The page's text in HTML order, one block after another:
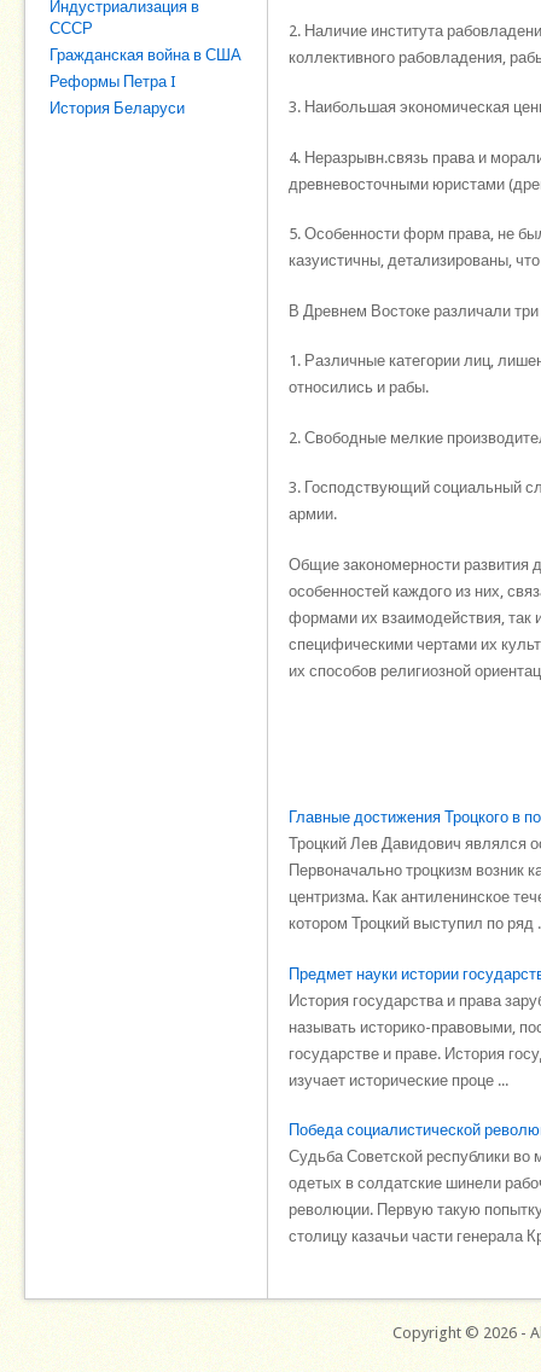
Индустриализация в
СССР
Гражданская война в США
Реформы Петра I
История Беларуси
2. Наличие института
коллективного рабовладения,
3. Наибольшая экономическая
4. Неразрывн.связь права и
древневосточными юристами
5. Особенности форм права, не
казуистичны, детализированы,
В Древнем Востоке различали
1. Различные категории лиц,
относились и рабы.
2. Свободные мелкие
3. Господствующий социальный
армии.
Общие закономерности развития
особенностей каждого из них,
формами их взаимодействия, так
специфическими чертами их
их способов религиозной
Главные достижения Троцкого в
Троцкий Лев Давидович являлся
Первоначально троцкизм возник
центризма. Как антиленинское
котором Троцкий выступил по ряд
Предмет науки истории
История государства и права
называть историко-правовыми,
государстве и праве. История
изучает исторические проце ...
Победа социалистической
Судьба Советской республики во
одетых в солдатские шинели
революции. Первую такую
столицу казачьи части генерала
Copyright © 2026 -